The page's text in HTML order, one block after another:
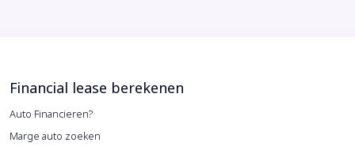
Financial lease berekenen
Auto Financieren?
Marge auto zoeken